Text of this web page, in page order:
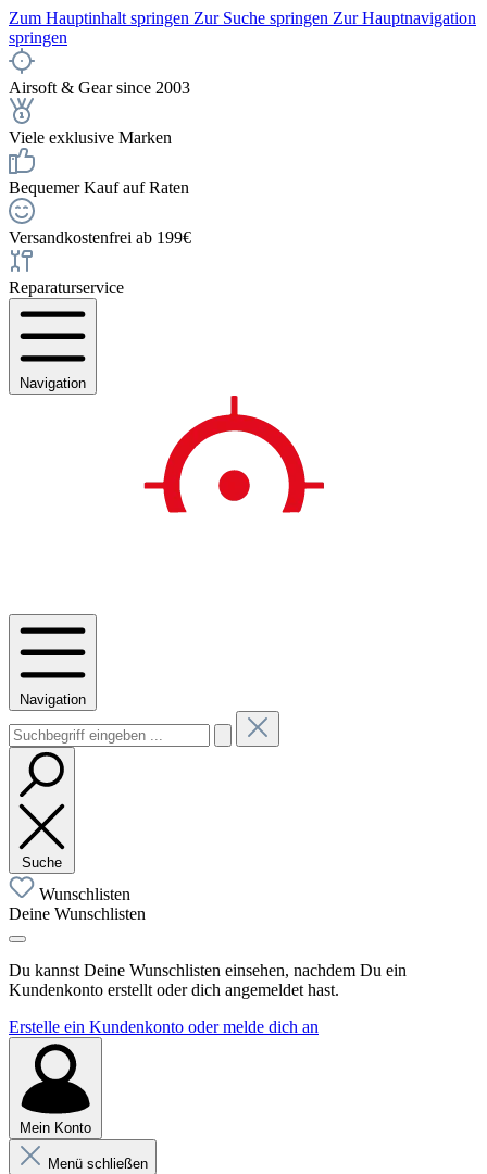
Zum Hauptinhalt springen Zur Suche springen Zur Hauptnavigation
springen
Airsoft & Gear since 2003
Viele exklusive Marken
Bequemer Kauf auf Raten
Versandkostenfrei ab 199€
Reparaturservice
Navigation
Navigation
Suche
Wunschlisten
Deine Wunschlisten
Du kannst Deine Wunschlisten einsehen, nachdem Du ein
Kundenkonto erstellt oder dich angemeldet hast.
Erstelle ein Kundenkonto oder melde dich an
Mein Konto
Menü schließen